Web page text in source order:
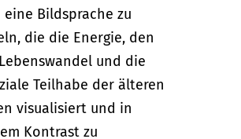
Bildsprache zu
die die Energie, den
und die
Teilhabe der älteren
visualisiert und in
Kontrast zu